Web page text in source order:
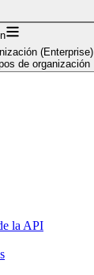
(Enterprise)
de organización
la API